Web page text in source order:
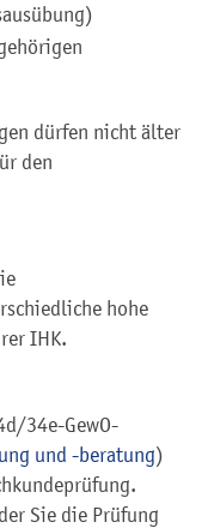
dürfen nicht älter
den
hohe
IHK.
34e-GewO-
und -beratung)
Sie die Prüfung